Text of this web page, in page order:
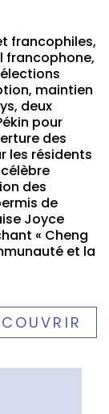
francophiles,
francophone,
maintien
deux
pour
des
les résidents
des
de
Joyce
« Cheng
et la